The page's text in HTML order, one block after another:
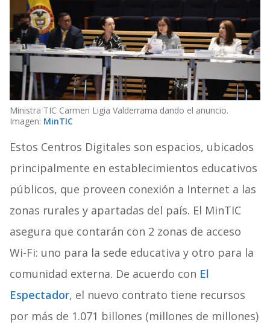
Ministra TIC Carmen Ligia Valderrama dando el anuncio.
Imagen: MinTIC
Estos Centros Digitales son espacios, ubicados
principalmente en establecimientos educativos
públicos, que proveen conexión a Internet a las
zonas rurales y apartadas del país. El MinTIC
asegura que contarán con 2 zonas de acceso
Wi-Fi: uno para la sede educativa y otro para la
comunidad externa. De acuerdo con El
Espectador, el nuevo contrato tiene recursos
por más de 1.071 billones (millones de millones)